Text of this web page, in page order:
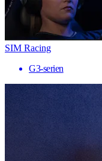
SIM Racing
G3-serien